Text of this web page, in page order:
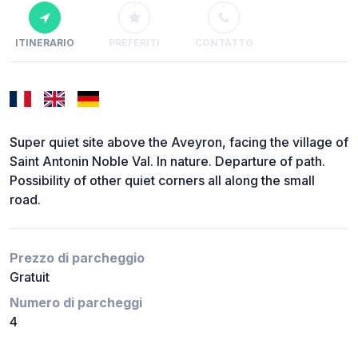
ITINERARIO PREFERITI CONTATTO
Super quiet site above the Aveyron, facing the village of
Saint Antonin Noble Val. In nature. Departure of path.
Possibility of other quiet corners all along the small
road.
Prezzo di parcheggio
Gratuit
Numero di parcheggi
4